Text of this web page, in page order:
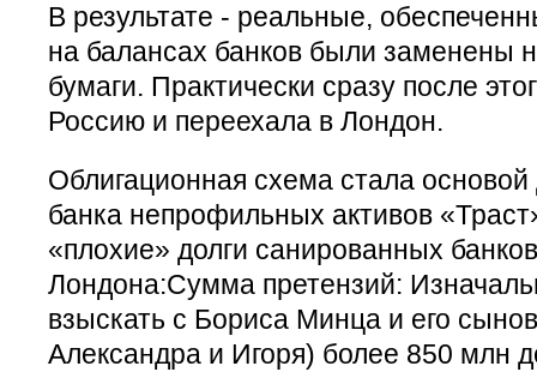
В результате - реальные,
на балансах банков были заменены
бумаги. Практически сразу после
Россию и переехала в Лондон.
Облигационная схема стала основой
банка непрофильных активов
«плохие» долги санированных
Лондона:Сумма претензий:
взыскать с Бориса Минца и его
Александра и Игоря) более 850 млн